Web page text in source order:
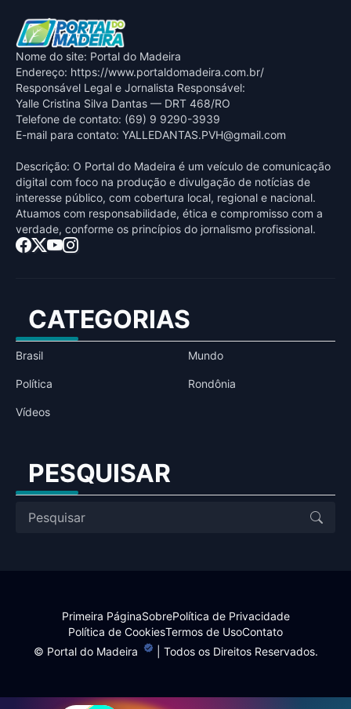
Nome do site: Portal do Madeira
Endereço: https://www.portaldomadeira.com.br/
Responsável Legal e Jornalista Responsável:
Yalle Cristina Silva Dantas — DRT 468/RO
Telefone de contato: (69) 9 9290-3939
E-mail para contato: YALLEDANTAS.PVH@gmail.com
Descrição: O Portal do Madeira é um veículo de comunicação
digital com foco na produção e divulgação de notícias de
interesse público, com cobertura local, regional e nacional.
Atuamos com responsabilidade, ética e compromisso com a
verdade, conforme os princípios do jornalismo profissional.
CATEGORIAS
Brasil Mundo
Política Rondônia
Vídeos
PESQUISAR
© Portal do Madeira | Todos os Direitos Reservados.
Primeira PáginaSobrePolítica de Privacidade
Política de CookiesTermos de UsoContato